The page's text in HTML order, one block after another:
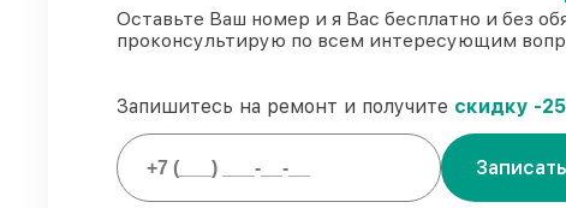
90%деталей Viomi имеются на
Фирменные детали Viomi и
починок исполняются за 1–2
Оставьте Ваш номер и я Вас бесплатно и без
проконсультирую по всем интересующим
Запишитесь на ремонт и получите скидку -